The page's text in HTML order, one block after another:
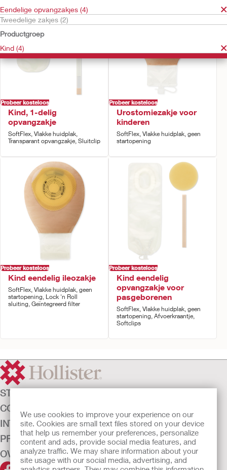
We use cookies to improve your experience on our
site. Cookies are small text files stored on your device
that help us remember your preferences, personalize
content and ads, provide social media features, and
analyze traffic. We may share information about your
site usage with our social media, advertising, and
Eendelige opvangzakjes (4)
Tweedelige zakjes (2)
Productgroep
Kind (4)
Probeer kosteloos
Kind, 1-delig
opvangzakje
SoftFlex, Vlakke huidplak,
Transparant opvangzakje, Sluitclip
Probeer kosteloos
Urostomiezakje voor
kinderen
SoftFlex, Vlakke huidplak, geen
startopening
Probeer kosteloos
Kind eendelig ileozakje
SoftFlex, Vlakke huidplak, geen
startopening, Lock 'n Roll
sluiting, Geïntegreerd filter
Probeer kosteloos
Kind eendelig
opvangzakje voor
pasgeborenen
SoftFlex, Vlakke huidplak, geen
startopening, Afvoerkraantje,
Softclips
STOMAZORG
CONTINENTIEZORG
INTENSIEVE ZORG
PRODUCTEN
OVER ONS